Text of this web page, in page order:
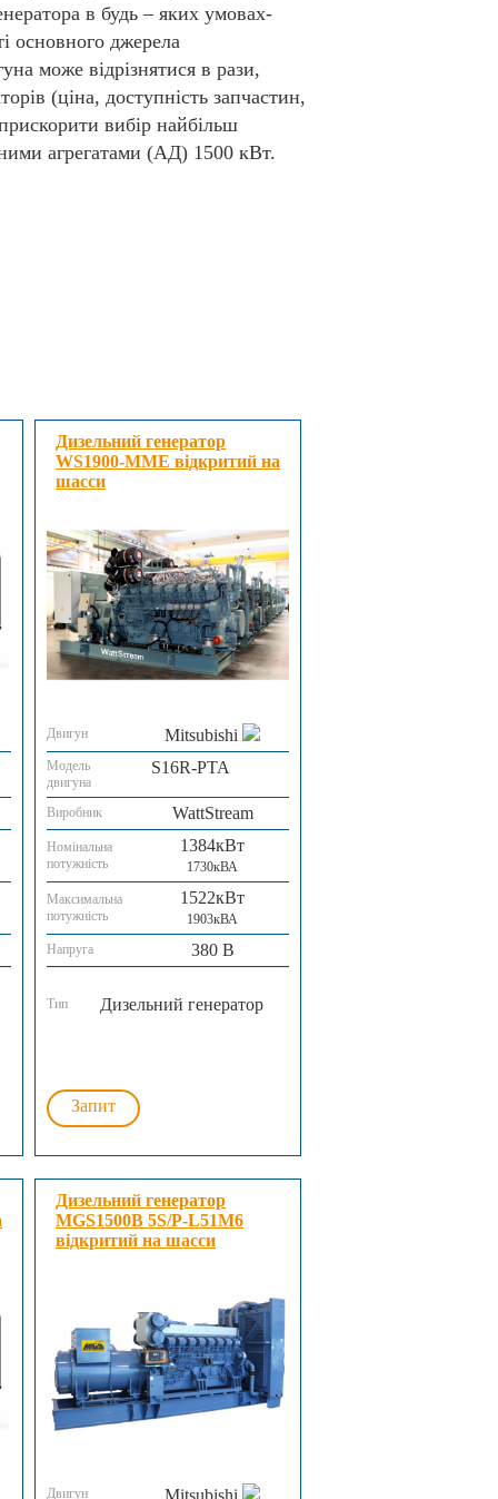
в будь – яких умовах-
основного джерела
може відрізнятися в рази,
(ціна, доступність запчастин,
вибір найбільш
агрегатами (АД) 1500 кВт.
Дизельний генератор
WS1900-MME відкритий на
шасси
Двигун Mitsubishi
Модель
двигуна
S16R-PTA
Виробник WattStream
Номінальна
потужність
1384кВт
1730кВА
Максимальна
потужність
1522кВт
1903кВА
Напруга
380 В
Тип Дизельний генератор
Запит
Дизельний генератор
MGS1500B 5S/P-L51M6
відкритий на шасси
Двигун Mitsubishi